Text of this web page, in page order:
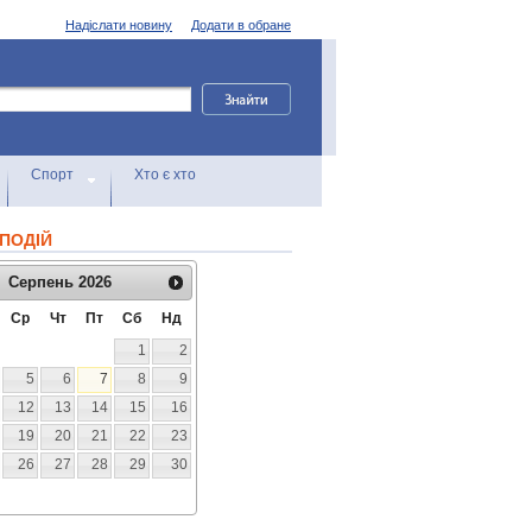
Додати в обране
Надіслати новину
Спорт Хто є хто
Серпень 2026
Ср Чт Пт Сб
Нд
1
2
5 6 7 8
9
12 13 14 15
16
19 20 21 22
23
26 27 28 29
30